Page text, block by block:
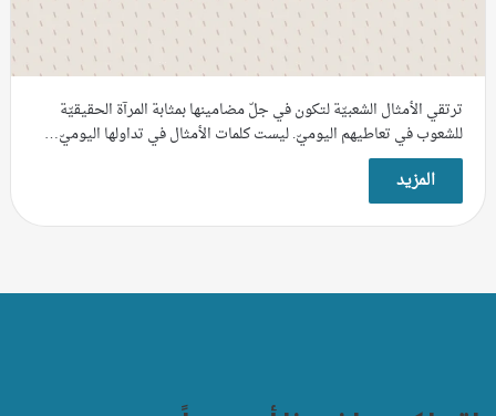
ترتقي الأمثال الشعبيّة لتكون في جلّ مضامينها بمثابة المرآة الحقيقيّة
للشعوب في تعاطيهم اليوميّ. ليست كلمات الأمثال في تداولها اليوميّ…
المزيد